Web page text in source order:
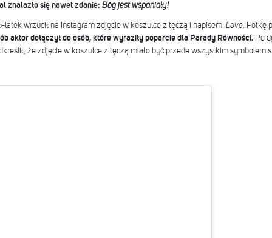
znalazło się nawet zdanie: Bóg jest wspaniały!
wrzucił na Instagram zdjęcie w koszulce z tęczą i napisem: Love. Fotkę
aktor dołączył do osób, które wyraziły poparcie dla Parady Równości. Po
że zdjęcie w koszulce z tęczą miało być przede wszystkim symbolem